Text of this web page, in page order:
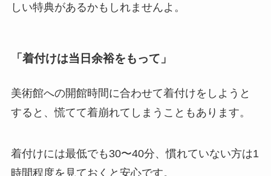
しい特典があるかもしれませんよ。
「着付けは当日余裕をもって」
美術館への開館時間に合わせて着付けをしようと
すると、慌てて着崩れてしまうこともあります。
着付けには最低でも30〜40分、慣れていない方は1
時間程度を見ておくと安心です。